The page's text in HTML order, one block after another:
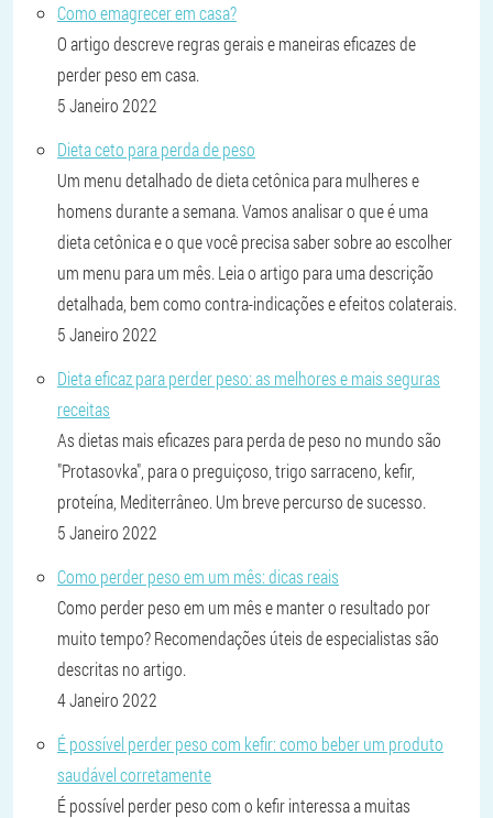
Como emagrecer em casa?
O artigo descreve regras gerais e maneiras eficazes de
perder peso em casa.
5 Janeiro 2022
Dieta ceto para perda de peso
Um menu detalhado de dieta cetônica para mulheres e
homens durante a semana. Vamos analisar o que é uma
dieta cetônica e o que você precisa saber sobre ao escolher
um menu para um mês. Leia o artigo para uma descrição
detalhada, bem como contra-indicações e efeitos colaterais.
5 Janeiro 2022
Dieta eficaz para perder peso: as melhores e mais seguras
receitas
As dietas mais eficazes para perda de peso no mundo são
"Protasovka", para o preguiçoso, trigo sarraceno, kefir,
proteína, Mediterrâneo. Um breve percurso de sucesso.
5 Janeiro 2022
Como perder peso em um mês: dicas reais
Como perder peso em um mês e manter o resultado por
muito tempo? Recomendações úteis de especialistas são
descritas no artigo.
4 Janeiro 2022
É possível perder peso com kefir: como beber um produto
saudável corretamente
É possível perder peso com o kefir interessa a muitas